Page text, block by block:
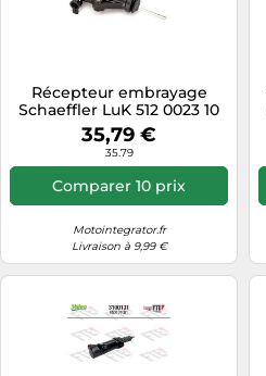
Récepteur embrayage
Schaeffler LuK 512 0023 10
35,79 €
35.79
Comparer 10 prix
Motointegrator.fr
Livraison à 9,99 €